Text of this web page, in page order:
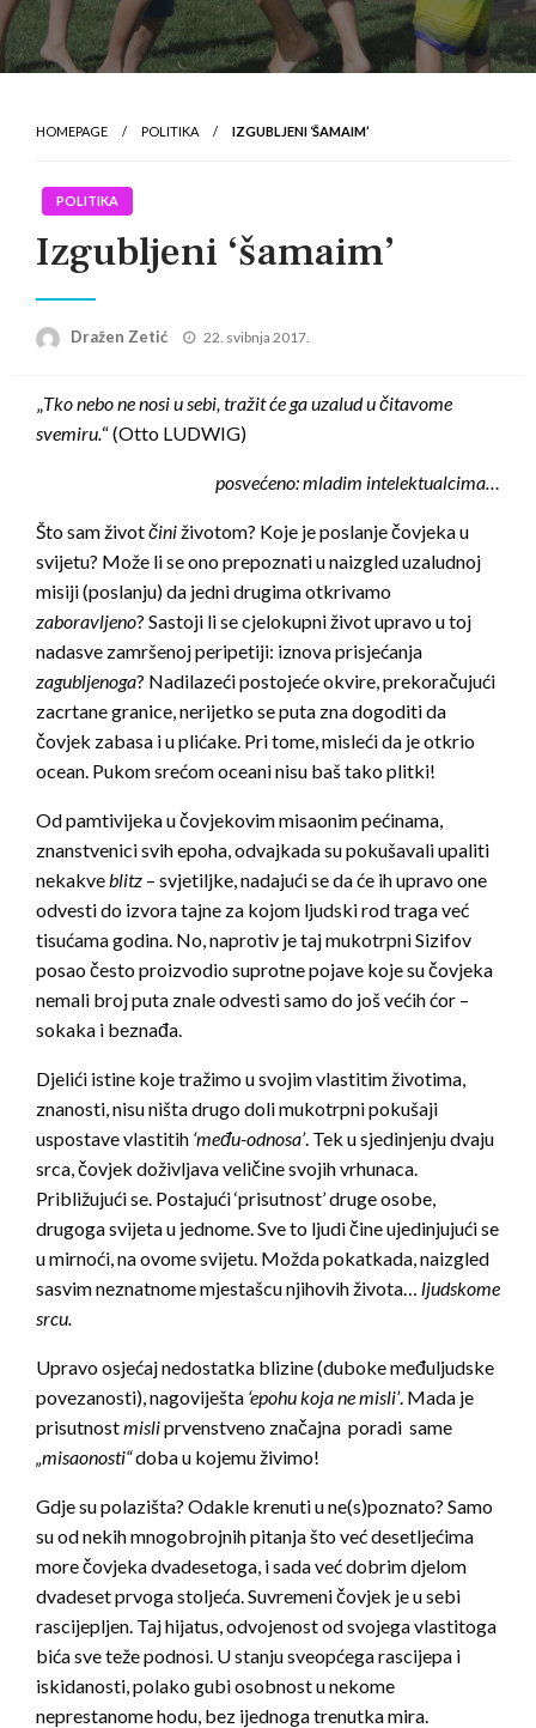
HOMEPAGE POLITIKA IZGUBLJENI ‘ŠAMAIM’
POLITIKA
Izgubljeni ‘šamaim’
Dražen Zetić
Posted
22. svibnja 2017.
„Tko nebo ne nosi u sebi, tražit će ga uzalud u čitavome
svemiru.“ (Otto LUDWIG)
posvećeno: mladim intelektualcima…
Što sam životčiniživotom? Koje je poslanje čovjeka u
svijetu? Može li se ono prepoznati u naizgled uzaludnoj
misiji (poslanju) da jedni drugima otkrivamo
zaboravljeno? Sastoji li se cjelokupni život upravo u toj
nadasve zamršenoj peripetiji: iznova prisjećanja
zagubljenoga? Nadilazeći postojeće okvire, prekoračujući
zacrtane granice, nerijetko se puta zna dogoditi da
čovjek zabasa i u plićake. Pri tome, misleći da je otkrio
ocean. Pukom srećom oceani nisu baš tako plitki!
Od pamtivijeka u čovjekovim misaonim pećinama,
znanstvenici svih epoha, odvajkada su pokušavali upaliti
nekakveblitz – svjetiljke, nadajući se da će ih upravo one
odvesti do izvora tajne za kojom ljudski rod traga već
tisućama godina. No, naprotiv je taj mukotrpni Sizifov
posao često proizvodio suprotne pojave koje su čovjeka
nemali broj puta znale odvesti samo do još većih ćor –
sokaka i beznađa.
Djelići istine koje tražimo u svojim vlastitim životima,
znanosti, nisu ništa drugo doli mukotrpni pokušaji
uspostave vlastitih ‘među-odnosa’. Tek u sjedinjenju dvaju
srca, čovjek doživljava veličine svojih vrhunaca.
Približujući se. Postajući ‘prisutnost’ druge osobe,
drugoga svijeta u jednome. Sve to ljudi čine ujedinjujući se
u mirnoći, na ovome svijetu. Možda pokatkada, naizgled
sasvim neznatnome mjestašcu njihovih života… ljudskome
srcu.
Upravo osjećaj nedostatka blizine (duboke međuljudske
povezanosti), nagoviješta ‘epohu koja ne misli’. Mada je
prisutnostmisliprvenstveno značajna poradi same
„misaonosti“doba u kojemu živimo!
Gdje su polazišta? Odakle krenuti u ne(s)poznato? Samo
su od nekih mnogobrojnih pitanja što već desetljećima
more čovjeka dvadesetoga, i sada već dobrim djelom
dvadeset prvoga stoljeća. Suvremeni čovjek je u sebi
rascijepljen. Taj hijatus, odvojenost od svojega vlastitoga
bića sve teže podnosi. U stanju sveopćega rascijepa i
iskidanosti, polako gubi osobnost u nekome
neprestanome hodu, bez ijednoga trenutka mira.